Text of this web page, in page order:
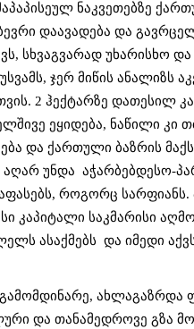
ნაკვეთებზე
დაავადება და
სხვაგვარად უხარისხო
ჯერ მიწის ანალიზს
2 ჰექტარზე დათესილ
ეყიდება, ნაწილი კი
და ქართული ბაზრის
უნდა  აჭარბებდესო-
როგორც სარფიანს.
კაპიტალი საკმარისი
ასაქმებს  და იმედი
ახლაგაზრდა
და თანამედროვე გზა